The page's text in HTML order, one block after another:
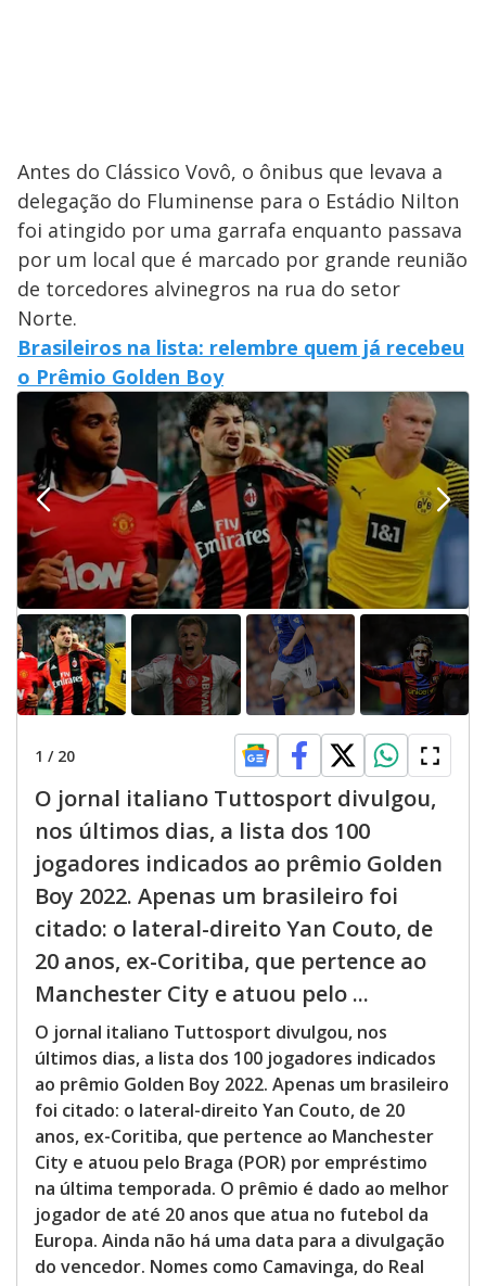
Antes do Clássico Vovô, o ônibus que levava a
delegação do Fluminense para o Estádio Nilton
foi atingido por uma garrafa enquanto passava
por um local que é marcado por grande reunião
de torcedores alvinegros na rua do setor
Norte.
Brasileiros na lista: relembre quem já recebeu
o Prêmio Golden Boy
1 / 20
O jornal italiano Tuttosport divulgou,
nos últimos dias, a lista dos 100
jogadores indicados ao prêmio Golden
Boy 2022. Apenas um brasileiro foi
citado: o lateral-direito Yan Couto, de
20 anos, ex-Coritiba, que pertence ao
Manchester City e atuou pelo ...
O jornal italiano Tuttosport divulgou, nos
últimos dias, a lista dos 100 jogadores indicados
ao prêmio Golden Boy 2022. Apenas um brasileiro
foi citado: o lateral-direito Yan Couto, de 20
anos, ex-Coritiba, que pertence ao Manchester
City e atuou pelo Braga (POR) por empréstimo
na última temporada. O prêmio é dado ao melhor
jogador de até 20 anos que atua no futebol da
Europa. Ainda não há uma data para a divulgação
do vencedor. Nomes como Camavinga, do Real